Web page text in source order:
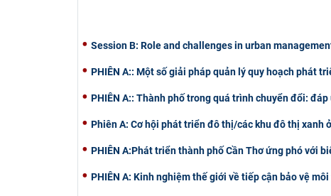
Session B: Role and challenges in urban
PHIÊN A:: Một số giải pháp quản lý quy hoạch phát
PHIÊN A:: Thành phố trong quá trình chuyển đổi:
Phiên A: Cơ hội phát triển đô thị/các khu đô thị xanh
PHIÊN A:Phát triển thành phố Cần Thơ ứng phó với
PHIÊN A: Kinh nghiệm thế giới về tiếp cận bảo vệ